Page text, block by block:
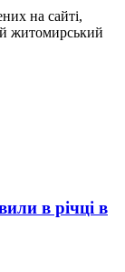
на сайті,
житомирський
в річці в